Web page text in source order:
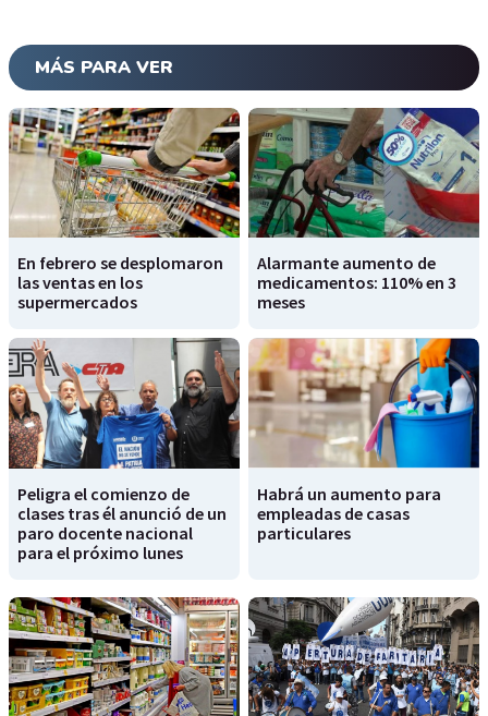
MÁS PARA VER
En febrero se desplomaron
las ventas en los
supermercados
Alarmante aumento de
medicamentos: 110% en 3
meses
Peligra el comienzo de
clases tras él anunció de un
paro docente nacional
para el próximo lunes
Habrá un aumento para
empleadas de casas
particulares